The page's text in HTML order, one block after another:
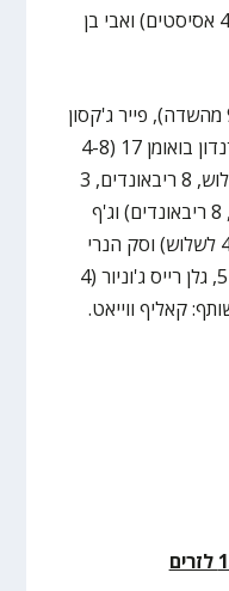
אסיסטים) 3 כ"א, אדריאן בנקס (4 אסיסטים) ואבי בן
זאק לידיי 19 (9-11 מהשדה), פייר ג'קסון
18 (4-7 לשלוש, 6 אסיסטים), ברנדון בואומן 17 (4-8
לשלוש), ג'רום דייסון 16 (4-9 לשלוש, 8 ריבאונדים, 3
חטיפות), טוני גפני (7-8 מהשדה, 8 ריבאונדים) וג'ף
אדריאן 15 כ"א, ג'ייסון סיגרס (4-8 לשלוש) וסק הנרי
(4-6 לשלוש) 14 כ"א, ג'ורדן לויד 5, גלן רייס ג'וניור (4